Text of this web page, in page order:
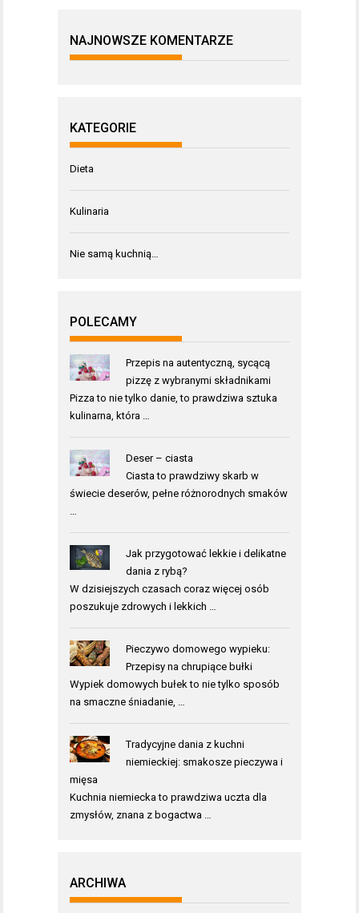
NAJNOWSZE KOMENTARZE
KATEGORIE
Dieta
Kulinaria
Nie samą kuchnią…
POLECAMY
Przepis na autentyczną, sycącą
pizzę z wybranymi składnikami
Pizza to nie tylko danie, to prawdziwa sztuka
kulinarna, która …
Deser – ciasta
Ciasta to prawdziwy skarb w
świecie deserów, pełne różnorodnych smaków
…
Jak przygotować lekkie i delikatne
dania z rybą?
W dzisiejszych czasach coraz więcej osób
poszukuje zdrowych i lekkich …
Pieczywo domowego wypieku:
Przepisy na chrupiące bułki
Wypiek domowych bułek to nie tylko sposób
na smaczne śniadanie, …
Tradycyjne dania z kuchni
niemieckiej: smakosze pieczywa i
mięsa
Kuchnia niemiecka to prawdziwa uczta dla
zmysłów, znana z bogactwa …
ARCHIWA